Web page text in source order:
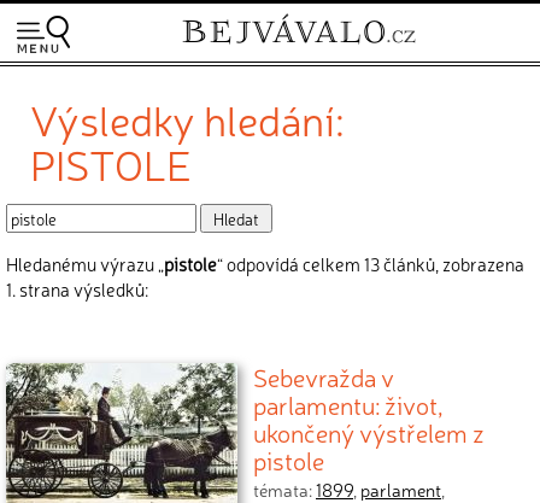
Výsledky hledání:
PISTOLE
Hledanému výrazu „pistole“ odpovídá celkem 13 článků, zobrazena
1. strana výsledků:
Sebevražda v
parlamentu: život,
ukončený výstřelem z
pistole
témata:1899, parlament,